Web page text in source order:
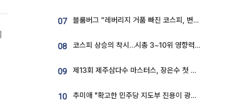
07 블룸버그 “레버리지 거품 빠진 코스피, 변동성 최악 국면 지났을 가능성”
08 코스피 상승의 착시…시총 3~10위 영향력은 후퇴
09 제13회 제주삼다수 마스터스, 장은수 첫 우승하며 성료
10 추미애 "확고한 민주당 지도부 진용이 광주 호남 정신"